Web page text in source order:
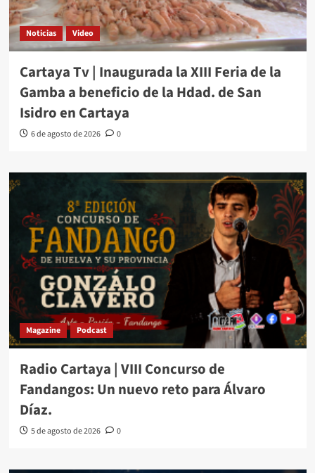
Noticias Video
Cartaya Tv | Inaugurada la XIII Feria de la
Gamba a beneficio de la Hdad. de San
Isidro en Cartaya
6 de agosto de 2026 0
Magazine Podcast
Radio Cartaya | VIII Concurso de
Fandangos: Un nuevo reto para Álvaro
Díaz.
5 de agosto de 2026 0